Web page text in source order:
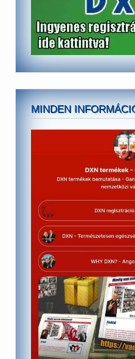
MINDEN